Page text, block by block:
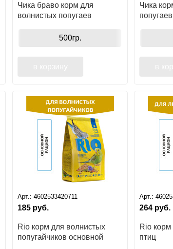
Чика браво корм для
волнистых попугаев
500гр.
Чика
Арт.:4602533420711
185 руб.
Rio корм для волнистых
попугайчиков основной
Арт.:
264 руб.
Rio
птиц